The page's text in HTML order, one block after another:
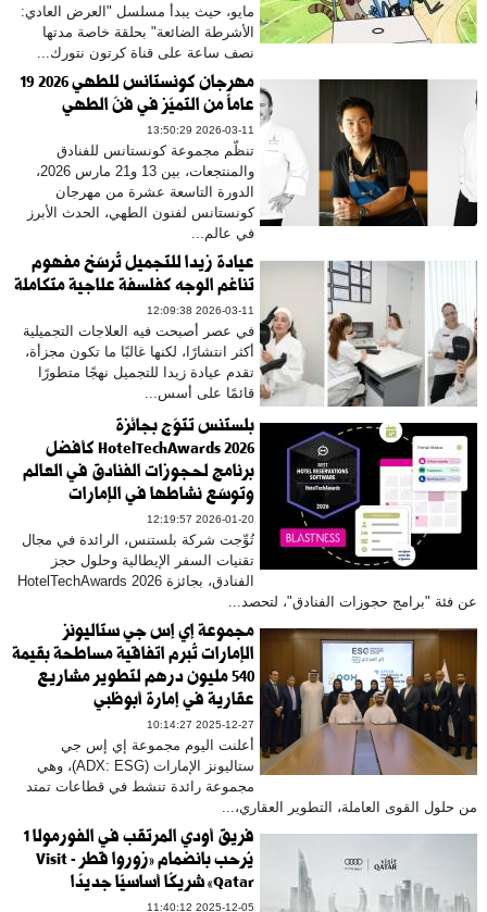
مايو، حيث يبدأ مسلسل "العرض العادي:
الأشرطة الضائعة" بحلقة خاصة مدتها
نصف ساعة على قناة كرتون نتورك...
مهرجان كونستانس للطهي 2026 19
عاماً من التميّز في فنّ الطهي
2026-03-11 13:50:29
تنظّم مجموعة كونستانس للفنادق
والمنتجعات، بين 13 و21 مارس 2026،
الدورة التاسعة عشرة من مهرجان
كونستانس لفنون الطهي، الحدث الأبرز
في عالم...
عيادة زيدا للتجميل تُرسّخ مفهوم
تناغم الوجه كفلسفة علاجية متكاملة
2026-03-11 12:09:38
في عصر أصبحت فيه العلاجات التجميلية
أكثر انتشارًا، لكنها غالبًا ما تكون مجزأة،
تقدم عيادة زيدا للتجميل نهجًا متطورًا
قائمًا على أسس...
بلستنس تتوّج بجائزة
HotelTechAwards 2026 كأفضل
برنامج لحجوزات الفنادق في العالم
وتوسّع نشاطها في الإمارات
2026-01-20 12:19:57
تُوِّجت شركة بلستنس، الرائدة في مجال
تقنيات السفر الإيطالية وحلول حجز
الفنادق، بجائزة HotelTechAwards 2026
عن فئة "برامج حجوزات الفنادق"، لتحصد...
مجموعة إي إس جي ستاليونز
الإمارات تُبرم اتفاقية مساطحة بقيمة
540 مليون درهم لتطوير مشاريع
عقارية في إمارة أبوظبي
2025-12-27 10:14:27
أعلنت اليوم مجموعة إي إس جي
ستاليونز الإمارات (ADX: ESG)، وهي
مجموعة رائدة تنشط في قطاعات تمتد
من حلول القوى العاملة، التطوير العقاري،...
فريق أودي المرتقب في الفورمولا 1
يُرحب بانضمام «زوروا قطر - Visit
Qatar» شريكًا أساسيًا جديدًا
2025-12-05 11:40:12